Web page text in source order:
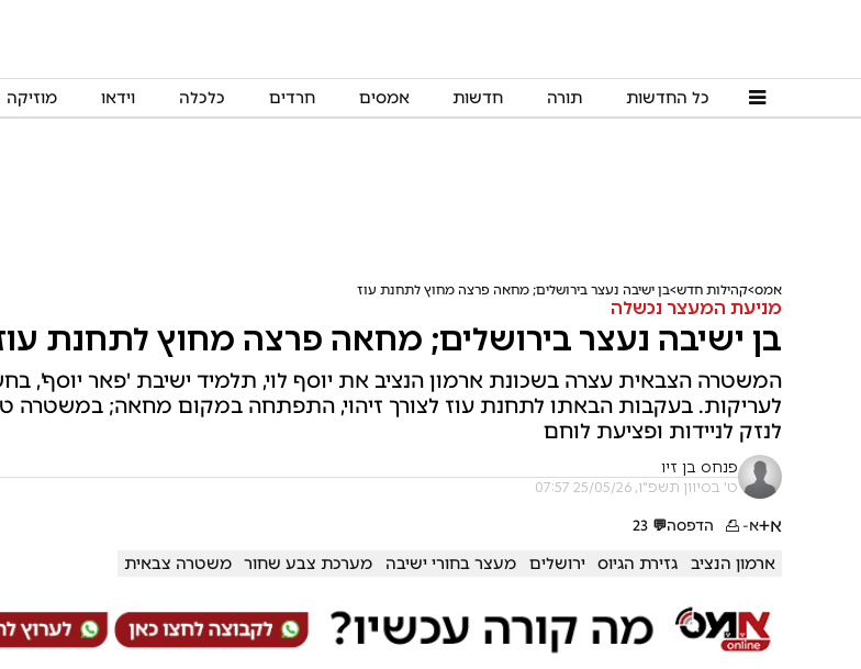
כל החדשות תורה חדשות אמסים חרדים כלכלה וידאו מוזיקה
אמס קהילות חדש בן ישיבה נעצר בירושלים; מחאה פרצה מחוץ לתחנת עוז
מניעת המעצר נכשלה
בן ישיבה נעצר בירושלים; מחאה פרצה מחוץ לתחנת
המשטרה הצבאית עצרה בשכונת ארמון הנציב את יוסף לוי, תלמיד ישיבת 'פאר יוסף',
לעריקות. בעקבות הבאתו לתחנת עוז לצורך זיהוי, התפתחה במקום מחאה; במשטרה
לנזק לניידות ופציעת לוחם
פנחס בן זיו
ט' בסיוון תשפ"ו, 25/05/26 07:57
א+א- הדפסה💬
23
ארמון הנציב גזירת הגיוס ירושלים מעצר בחורי ישיבה מערכת צבע שחור משטרה צבאית